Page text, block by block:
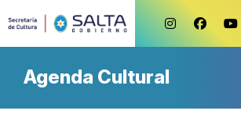
Agenda Cultural